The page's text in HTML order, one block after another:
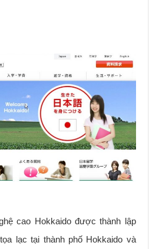
cao Hokkaido được thành lập
lạc tại thành phố Hokkaido và